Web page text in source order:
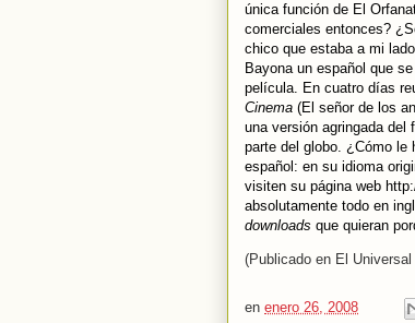
única función de El
comerciales entonces?
chico que estaba a mi
Bayona un español que
película. En cuatro días
Cinema (El señor de los
una versión agringada del
parte del globo. ¿Cómo le
español: en su idioma
visiten su página web
absolutamente todo en
downloads que quieran
(Publicado en El
en enero 26, 2008